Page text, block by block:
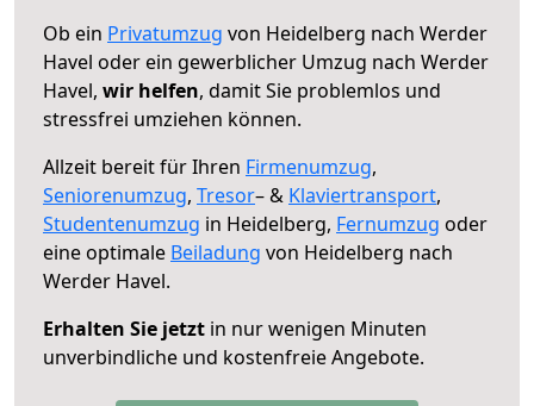
Ob ein Privatumzug von Heidelberg nach Werder
Havel oder ein gewerblicher Umzug nach Werder
Havel, wir helfen, damit Sie problemlos und
stressfrei umziehen können.
Allzeit bereit für Ihren Firmenumzug,
Seniorenumzug, Tresor– & Klaviertransport,
Studentenumzug in Heidelberg, Fernumzug oder
eine optimale Beiladung von Heidelberg nach
Werder Havel.
Erhalten Sie jetzt in nur wenigen Minuten
unverbindliche und kostenfreie Angebote.